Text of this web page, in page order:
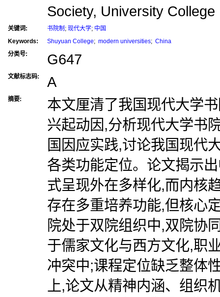
Society, University College
关键词: 书院制 ; 现代大学; 中国
Keywords:
Shuyuan College; modern universities; China
分类号:
G647
文献标志码: A
摘要:
本文厘清了我国现代大学
兴起动因,分析现代大学书
国因应实践,讨论我国现代
各类功能定位。论文揭示
式呈现外在多样化,而内核
存在多重培养功能,但核心
院处于双院组织中,双院协
于儒家文化与西方文化,职
冲突中;课程定位缺乏整体
上,论文从精神内涵、组织